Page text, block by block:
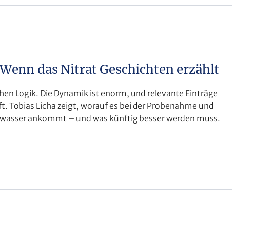
das Nitrat Geschichten erzählt
Logik. Die Dynamik ist enorm, und relevante Einträge
Tobias Licha zeigt, worauf es bei der Probenahme und
ankommt – und was künftig besser werden muss.